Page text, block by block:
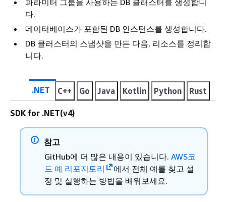
파라미터 그룹을 사용하는 DB 클러스터를 생성합니
다.
데이터베이스가 포함된 DB 인스턴스를 생성합니다.
DB 클러스터의 스냅샷을 만든 다음, 리소스를 정리합
니다.
.NET C++ Go Java Kotlin Python Rust
SDK for .NET(v4)
참고
GitHub에 더 많은 내용이 있습니다. AWS코
드 예 리포지토리
에서 전체 예를 찾고 설
정 및 실행하는 방법을 배워보세요.